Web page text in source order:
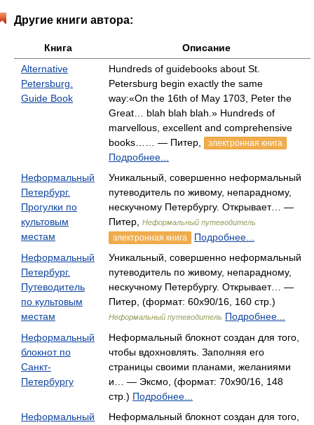
Другие книги автора:
Книга
Описание
Alternative
Petersburg.
Guide Book
Hundreds of guidebooks about St.
Petersburg begin exactly the same
way:«On the 16th of May 1703, Peter the
Great… blah blah blah.» Hundreds of
marvellous, excellent and comprehensive
books…… — Питер,
электронная книга
Подробнее...
Неформальный
Петербург.
Прогулки по
культовым
местам
Уникальный, совершенно неформальный
путеводитель по живому, непарадному,
нескучному Петербургу. Открывает… —
Питер,
Неформальный путеводитель
электронная книга
Подробнее...
Неформальный
Петербург.
Путеводитель
по культовым
местам
Уникальный, совершенно неформальный
путеводитель по живому, непарадному,
нескучному Петербургу. Открывает… —
Питер, (формат: 60x90/16, 160 стр.)
Неформальный путеводитель Подробнее...
Неформальный
блокнот по
Санкт-
Петербургу
Неформальный блокнот создан для того,
чтобы вдохновлять. Заполняя его
страницы своими планами, желаниями
и… — Эксмо, (формат: 70x90/16, 148
стр.) Подробнее...
Неформальный
Неформальный блокнот создан для того,